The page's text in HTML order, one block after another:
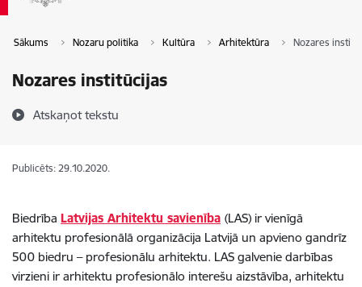
Sākums Nozaru politika Kultūra Arhitektūra Nozares
Nozares institūcijas
Atskaņot tekstu
Publicēts: 29.10.2020.
Biedrība Latvijas Arhitektu savienība (LAS) ir vienīgā
arhitektu profesionālā organizācija Latvijā un apvieno gandrīz
500 biedru – profesionālu arhitektu. LAS galvenie darbības
virzieni ir arhitektu profesionālo interešu aizstāvība, arhitektu